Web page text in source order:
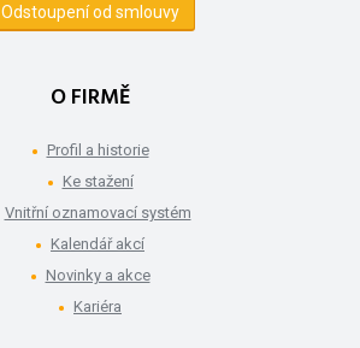
Odstoupení od smlouvy
O FIRMĚ
Profil a historie
Ke stažení
Vnitřní oznamovací systém
Kalendář akcí
Novinky a akce
Kariéra